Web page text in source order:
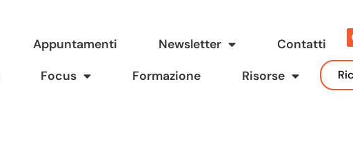
Appuntamenti Newsletter Contatti
Focus Formazione Risorse